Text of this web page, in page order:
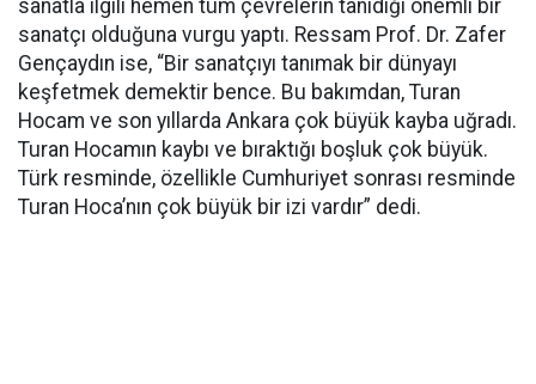
sanatla ilgili hemen tüm çevrelerin tanıdığı önemli bir
sanatçı olduğuna vurgu yaptı. Ressam Prof. Dr. Zafer
Gençaydın ise, “Bir sanatçıyı tanımak bir dünyayı
keşfetmek demektir bence. Bu bakımdan, Turan
Hocam ve son yıllarda Ankara çok büyük kayba uğradı.
Turan Hocamın kaybı ve bıraktığı boşluk çok büyük.
Türk resminde, özellikle Cumhuriyet sonrası resminde
Turan Hoca’nın çok büyük bir izi vardır” dedi.